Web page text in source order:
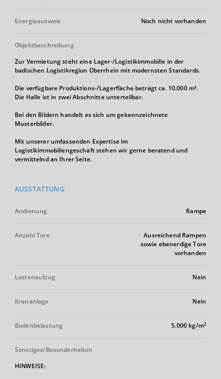
Energieausweis Noch nicht vorhanden
Objektbeschreibung
Zur Vermietung steht eine Lager-/Logistikimmobilie in der
badischen Logistikregion Oberrhein mit modernsten Standards.
Die verfügbare Produktions-/Lagerfläche beträgt ca. 10.000 m².
Die Halle ist in zwei Abschnitte unterteilbar.
Bei den Bildern handelt es sich um gekennzeichnete
Musterbilder.
Mit unserer umfassenden Expertise im
Logistikimmobiliengeschäft stehen wir gerne beratend und
vermittelnd an Ihrer Seite.
AUSSTATTUNG
Andienung Rampe
Anzahl Tore
Ausreichend Rampen
sowie ebenerdige Tore
vorhanden
Lastenaufzug Nein
Krananlage Nein
Bodenbelastung 5.000 kg/m2
Sonstiges/Besonderheiten
HINWEISE: